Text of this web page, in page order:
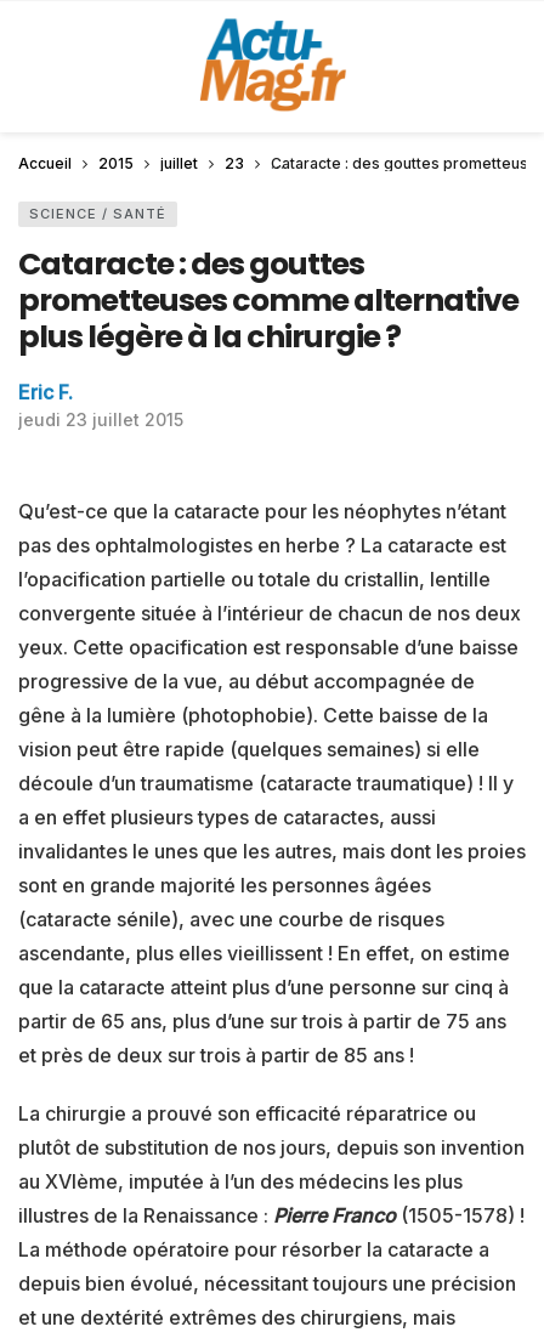
Accueil 2015 juillet 23 Cataracte : des gouttes
SCIENCE / SANTÉ
Cataracte : des gouttes
prometteuses comme alternative
plus légère à la chirurgie ?
Eric F.
jeudi 23 juillet 2015
Qu’est-ce que la cataracte pour les néophytes n’étant
pas des ophtalmologistes en herbe ? La cataracte est
l’opacification partielle ou totale du cristallin, lentille
convergente située à l’intérieur de chacun de nos deux
yeux. Cette opacification est responsable d’une baisse
progressive de la vue, au début accompagnée de
gêne à la lumière (photophobie). Cette baisse de la
vision peut être rapide (quelques semaines) si elle
découle d’un traumatisme (cataracte traumatique) ! Il y
a en effet plusieurs types de cataractes, aussi
invalidantes le unes que les autres, mais dont les proies
sont en grande majorité les personnes âgées
(cataracte sénile), avec une courbe de risques
ascendante, plus elles vieillissent ! En effet, on estime
que la cataracte atteint plus d’une personne sur cinq à
partir de 65 ans, plus d’une sur trois à partir de 75 ans
et près de deux sur trois à partir de 85 ans !
La chirurgie a prouvé son efficacité réparatrice ou
plutôt de substitution de nos jours, depuis son invention
au XVIème, imputée à l’un des médecins les plus
illustres de la Renaissance : Pierre Franco(1505-1578) !
La méthode opératoire pour résorber la cataracte a
depuis bien évolué, nécessitant toujours une précision
et une dextérité extrêmes des chirurgiens, mais